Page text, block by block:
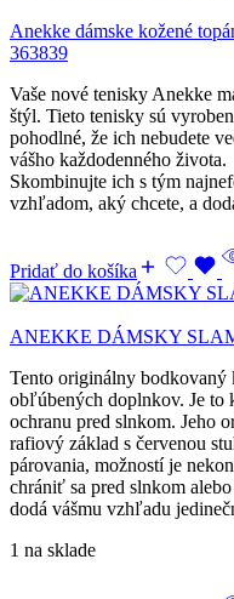
Anekke dámske kožené
363839
Vaše nové tenisky Anekke
štýl. Tieto tenisky sú
pohodlné, že ich nebudete
vášho každodenného života.
Skombinujte ich s tým
vzhľadom, aký chcete, a
Pridať do košíka
ANEKKE DÁMSKY
Tento originálny bodkovaný
obľúbených doplnkov. Je to
ochranu pred slnkom. Jeho
rafiový základ s červenou
párovania, možností je
chrániť sa pred slnkom
dodá vášmu vzhľadu
1 na sklade